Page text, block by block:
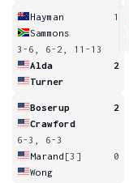
Hayman
1
Sammons
3-6, 6-2, 11-13
Alda
2
Turner
Boserup
2
Crawford
6-3, 6-3
Marand [3]
0
Wong